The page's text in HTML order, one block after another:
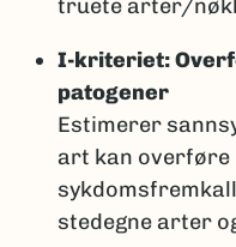
truete arter/
I-kriteriet:
patogener
Estimerer
art kan
stedegne arter